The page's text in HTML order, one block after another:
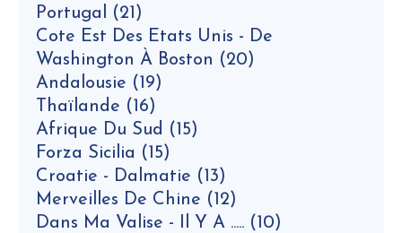
Portugal (21)
Cote Est Des Etats Unis - De
Washington À Boston (20)
Andalousie (19)
Thaïlande (16)
Afrique Du Sud (15)
Forza Sicilia (15)
Croatie - Dalmatie (13)
Merveilles De Chine (12)
Dans Ma Valise - Il Y A ..... (10)